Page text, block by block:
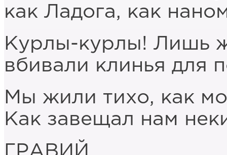
как Ладога, как
Курлы-курлы! Лишь
вбивали клинья для
Мы жили тихо, как
Как завещал нам
ГРАВИЙ